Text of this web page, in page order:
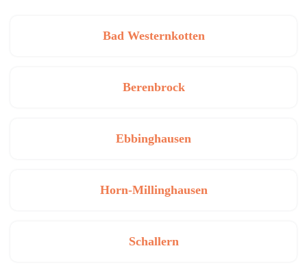
Bad Westernkotten
Berenbrock
Ebbinghausen
Horn-Millinghausen
Schallern